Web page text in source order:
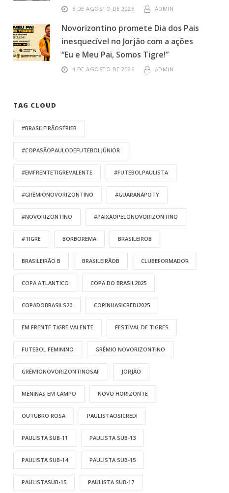
5 DE AGOSTO DE 2026 ADMIN
Novorizontino promete Dia dos Pais
inesquecível no Jorjão com a ações
“Eu e Meu Pai, Somos Tigre!”
4 DE AGOSTO DE 2026 ADMIN
TAG CLOUD
#BRASILEIRÃOSÉRIEB
#COPASÃOPAULODEFUTEBOLJÚNIOR
#EMFRENTETIGREVALENTE #FUTEBOLPAULISTA
#GRÊMIONOVORIZONTINO #GUARANÁPOTY
#NOVORIZONTINO #PAIXÃOPELONOVORIZONTINO
#TIGRE BORBOREMA BRASILEIROB
BRASILEIRÃO B BRASILEIRÃOB CLUBEFORMADOR
COPA ATLANTICO COPA DO BRASIL2025
COPADOBRASILS20 COPINHASICREDI2025
EM FRENTE TIGRE VALENTE FESTIVAL DE TIGRES
FUTEBOL FEMININO GRÊMIO NOVORIZONTINO
GRÊMIONOVORIZONTINOSAF JORJÃO
MENINAS EM CAMPO NOVO HORIZONTE
OUTUBRO ROSA PAULISTAOSICREDI
PAULISTA SUB-11 PAULISTA SUB-13
PAULISTA SUB-14 PAULISTA SUB-15
PAULISTASUB-15 PAULISTA SUB-17